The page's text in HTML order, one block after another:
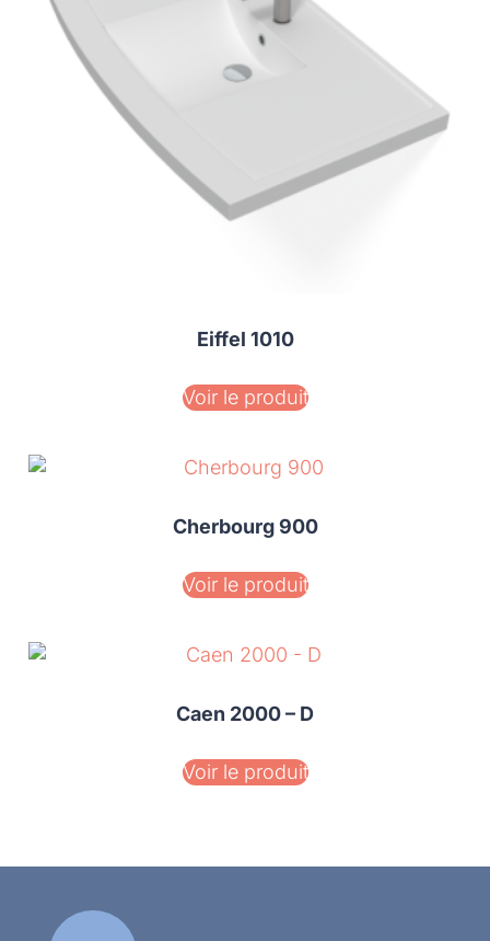
Eiffel 1010
Voir le produit
Cherbourg 900
Voir le produit
Caen 2000 – D
Voir le produit